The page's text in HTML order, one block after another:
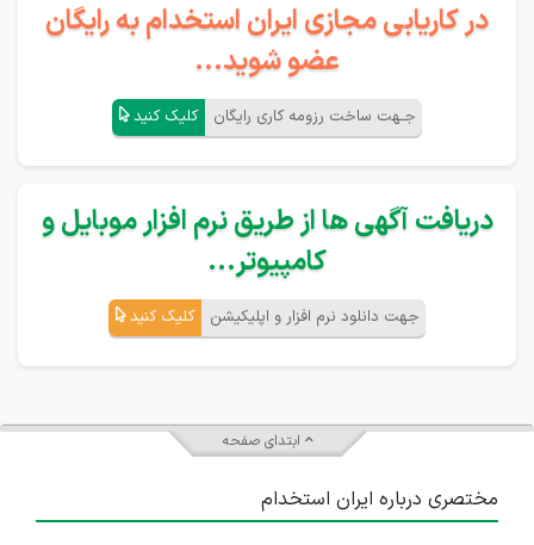
در کاریابی مجازی ایران استخدام به رایگان
عضو شوید...
جـهت ساخت رزومه کاری رایگان کلیک کنید
دریافت آگهی ها از طریق نرم افزار موبایل و
کامپیوتر...
جهت دانلود نرم افزار و اپلیکیشن کلیک کنید
ابتدای صفحه
مختصری درباره ایران استخدام